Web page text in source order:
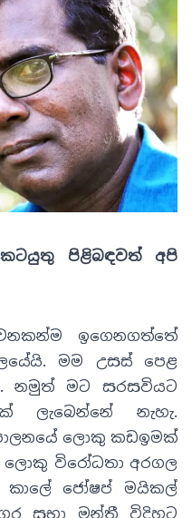
කටයුතු පිළිබඳවත් අපි
ඉගෙනගත්තේ
මම උසස් පෙළ
. නමුත් මට සරසවියට
ලැබෙන්නේ නැහැ.
ලොකු කඩඉමක්
ලොකු විරෝධතා අරගල
ජෝෂප් මයිකල්
සභා මන්ත්‍රී විදිහට